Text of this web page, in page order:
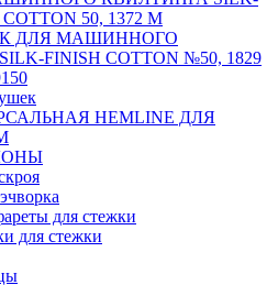
50, 1372 М
ДЛЯ МАШИННОГО
FINISH COTTON №50, 1829
HEMLINE ДЛЯ
для стежки
для стежки